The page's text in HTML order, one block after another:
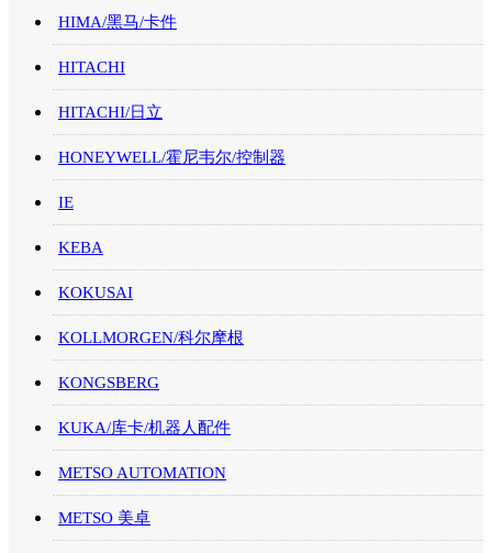
HIMA/黑马/卡件
HITACHI
HITACHI/日立
HONEYWELL/霍尼韦尔/控制器
IE
KEBA
KOKUSAI
KOLLMORGEN/科尔摩根
KONGSBERG
KUKA/库卡/机器人配件
METSO AUTOMATION
METSO 美卓